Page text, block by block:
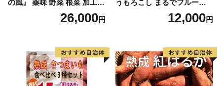
の風』 薬味 野菜 根菜 加工食
26,000円
うもろこし まるでフルー
ツ！最高糖度25度超え 生で
甘い、茹でて美味い！ 黄色
野菜
12,000円